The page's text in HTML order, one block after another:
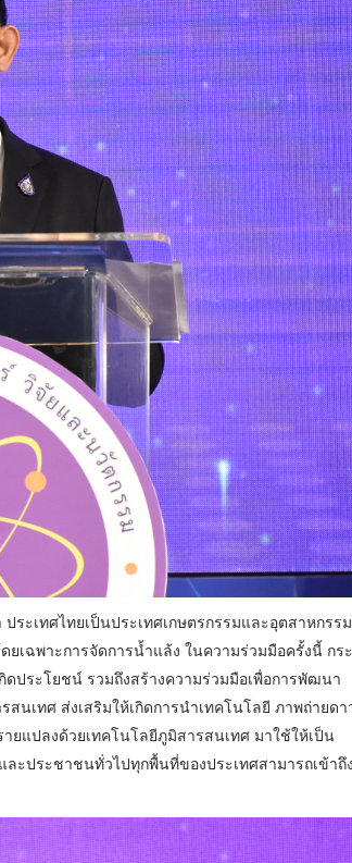
ะเทศไทยเป็นประเทศเกษตรกรรมและอุตสาหกรร
เฉพาะการจัดการน้ำแล้ง ในความร่วมมือครั้งนี้ กร
ประโยชน์ รวมถึงสร้างความร่วมมือเพื่อการพัฒนา
เทศ ส่งเสริมให้เกิดการนำเทคโนโลยี ภาพถ่ายดา
ยแปลงด้วยเทคโนโลยีภูมิสารสนเทศ มาใช้ให้เป็น
ะประชาชนทั่วไปทุกพื้นที่ของประเทศสามารถเข้าถึ